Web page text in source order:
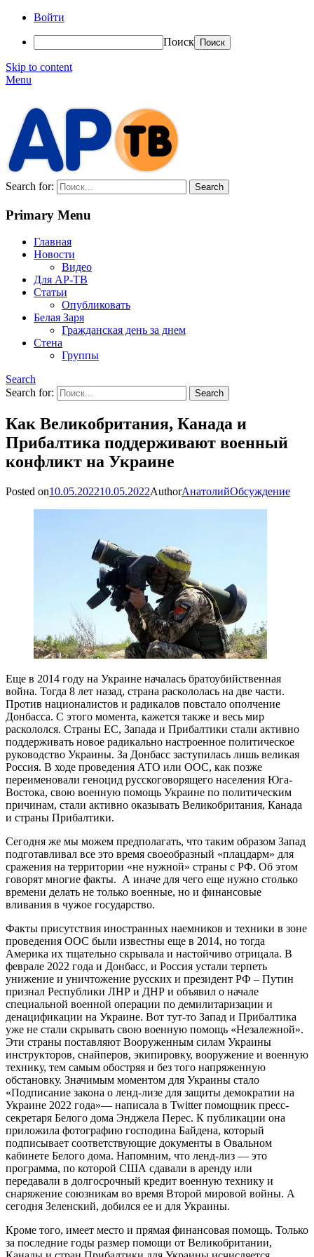
Войти
Поиск
Skip to content
Menu
Search for:
Primary Menu
Главная
Новости
Видео
Для АР-ТВ
Статьи
Опубликовать
Белая Заря
Гражданская день за днем
Стена
Группы
Search
Search for:
Как Великобритания, Канада и
Прибалтика поддерживают военный
конфликт на Украине
Posted on10.05.202210.05.2022AuthorАнатолийОбсуждение
Еще в 2014 году на Украине началась братоубийственная
война. Тогда 8 лет назад, страна раскололась на две части.
Против националистов и радикалов повстало ополчение
Донбасса. С этого момента, кажется также и весь мир
раскололся. Страны ЕС, Запада и Прибалтики стали активно
поддерживать новое радикально настроенное политическое
руководство Украины. За Донбасс заступилась лишь великая
Россия. В ходе проведения АТО или ООС, как позже
переименовали геноцид русскоговорящего населения Юга-
Востока, свою военную помощь Украине по политическим
причинам, стали активно оказывать Великобритания, Канада
и страны Прибалтики.
Сегодня же мы можем предполагать, что таким образом Запад
подготавливал все это время своеобразный «плацдарм» для
сражения на территории «не нужной» страны с РФ. Об этом
говорят многие факты. А иначе для чего еще нужно столько
времени делать не только военные, но и финансовые
вливания в чужое государство.
Факты присутствия иностранных наемников и техники в зоне
проведения ООС были известны еще в 2014, но тогда
Америка их тщательно скрывала и настойчиво отрицала. В
феврале 2022 года и Донбасс, и Россия устали терпеть
унижение и уничтожение русских и президент РФ – Путин
признал Республики ЛНР и ДНР и объявил о начале
специальной военной операции по демилитаризации и
денацификации на Украине. Вот тут-то Запад и Прибалтика
уже не стали скрывать свою военную помощь «Незалежной».
Эти страны поставляют Вооруженным силам Украины
инструкторов, снайперов, экипировку, вооружение и военную
технику, тем самым обостряя и без того напряженную
обстановку. Значимым моментом для Украины стало
«Подписание закона о ленд-лизе для защиты демократии на
Украине 2022 года»— написала в Twitter помощник пресс-
секретаря Белого дома Энджела Перес. К публикации она
приложила фотографию господина Байдена, который
подписывает соответствующие документы в Овальном
кабинете Белого дома. Напомним, что ленд-лиз — это
программа, по которой США сдавали в аренду или
передавали в долгосрочный кредит военную технику и
снаряжение союзникам во время Второй мировой войны. А
сегодня Зеленский, добился ее и для Украины.
Кроме того, имеет место и прямая финансовая помощь. Только
за последние годы размер помощи от Великобритании,